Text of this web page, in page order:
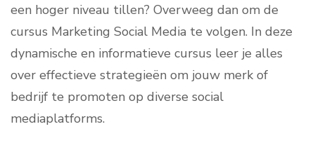
een hoger niveau tillen? Overweeg dan om de
cursus Marketing Social Media te volgen. In deze
dynamische en informatieve cursus leer je alles
over effectieve strategieën om jouw merk of
bedrijf te promoten op diverse social
mediaplatforms.